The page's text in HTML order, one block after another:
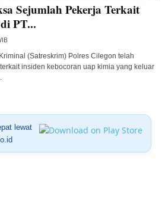
Sejumlah Pekerja Terkait
PT...
(Satreskrim) Polres Cilegon telah
insiden kebocoran uap kimia yang keluar
lewat